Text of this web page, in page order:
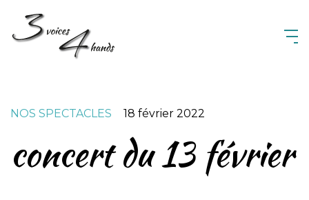
NOS SPECTACLES 18 février 2022
concert du 13 février